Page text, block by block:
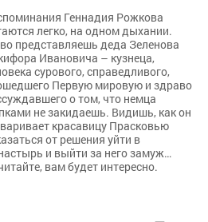
Геннадия Рожкова
легко, на одном дыхании.
представляешь деда Зеленова
Ивановича – кузнеца,
сурового, справедливого,
Первую мировую и здраво
о том, что немца
не закидаешь. Видишь, как он
красавицу Прасковью
от решения уйти в
и выйти за него замуж…
вам будет интересно.